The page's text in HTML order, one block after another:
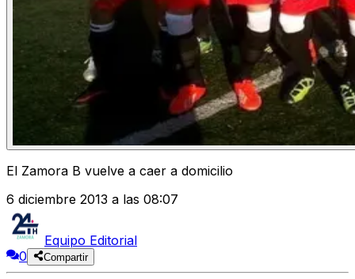
El Zamora B vuelve a caer a domicilio
6 diciembre 2013 a las 08:07
Equipo Editorial
0
Compartir